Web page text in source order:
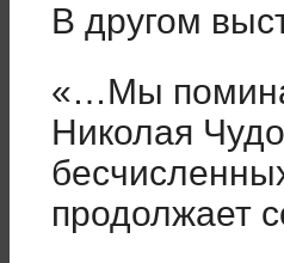
В другом
«…Мы
Николая
продолжает